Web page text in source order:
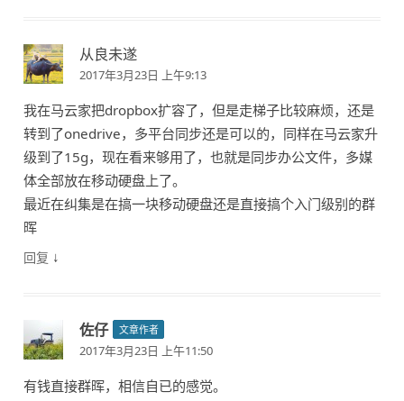
从良未遂
2017年3月23日 上午9:13
我在马云家把dropbox扩容了，但是走梯子比较麻烦，还是
转到了onedrive，多平台同步还是可以的，同样在马云家升
级到了15g，现在看来够用了，也就是同步办公文件，多媒
体全部放在移动硬盘上了。
最近在纠集是在搞一块移动硬盘还是直接搞个入门级别的群
晖
回复 ↓
佐仔 文章作者
2017年3月23日 上午11:50
有钱直接群晖，相信自已的感觉。